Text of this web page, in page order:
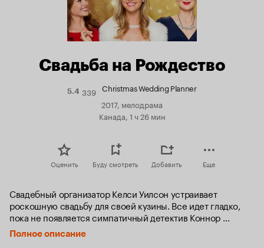
Свадьба на Рождество
5.4Рейтинг
Кинопоиска
339 Christmas Wedding Planner
2017, мелодрама
Канада, 1 ч 26 мин
Оценить Буду смотреть Добавить Еще
Свадебный организатор Келси Уилсон устраивает
роскошную свадьбу для своей кузины. Все идет гладко,
пока не появляется симпатичный детектив Коннор
Макклейн. Нанятый неизвестным человеком, он быстро
разрушает предстоящую свадьбу, но завоевывает сердце
Полное описание